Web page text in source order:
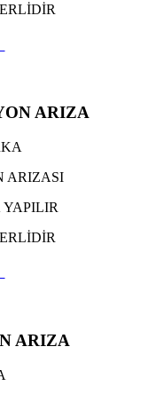
ARIZA
ARIZASI
ARIZA